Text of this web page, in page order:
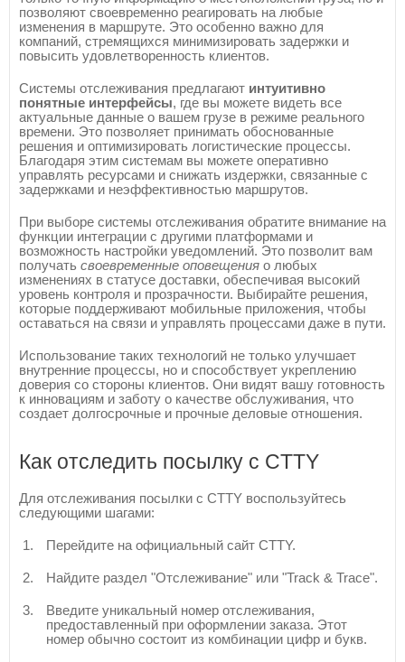
позволяют своевременно реагировать на любые
изменения в маршруте. Это особенно важно для
компаний, стремящихся минимизировать задержки и
повысить удовлетворенность клиентов.
Системы отслеживания предлагают интуитивно
понятные интерфейсы, где вы можете видеть все
актуальные данные о вашем грузе в режиме реального
времени. Это позволяет принимать обоснованные
решения и оптимизировать логистические процессы.
Благодаря этим системам вы можете оперативно
управлять ресурсами и снижать издержки, связанные с
задержками и неэффективностью маршрутов.
При выборе системы отслеживания обратите внимание на
функции интеграции с другими платформами и
возможность настройки уведомлений. Это позволит вам
получать своевременные оповещения о любых
изменениях в статусе доставки, обеспечивая высокий
уровень контроля и прозрачности. Выбирайте решения,
которые поддерживают мобильные приложения, чтобы
оставаться на связи и управлять процессами даже в пути.
Использование таких технологий не только улучшает
внутренние процессы, но и способствует укреплению
доверия со стороны клиентов. Они видят вашу готовность
к инновациям и заботу о качестве обслуживания, что
создает долгосрочные и прочные деловые отношения.
Как отследить посылку с CTTY
Для отслеживания посылки с CTTY воспользуйтесь
следующими шагами:
Перейдите на официальный сайт CTTY.
Найдите раздел "Отслеживание" или "Track & Trace".
Введите уникальный номер отслеживания,
предоставленный при оформлении заказа. Этот
номер обычно состоит из комбинации цифр и букв.